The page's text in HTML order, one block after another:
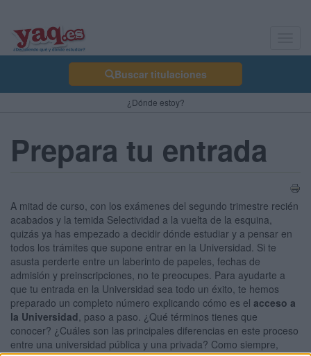
Buscar titulaciones
¿Dónde estoy?
Prepara tu entrada
A mitad de curso, con los exámenes del segundo trimestre recién
acabados y la temida Selectividad a la vuelta de la esquina,
quizás ya has empezado a decidir dónde estudiar y a pensar en
todos los trámites que supone entrar en la Universidad. Si te
asusta perderte entre un laberinto de papeles, fechas de
admisión y preinscripciones, no te preocupes. Para ayudarte a
que tu entrada en la Universidad sea todo un éxito, te hemos
preparado un completo número explicando cómo es el acceso a
la Universidad, paso a paso. ¿Qué términos tienes que
conocer? ¿Cuáles son las principales diferencias en este proceso
entre una universidad pública y una privada? Como siempre,